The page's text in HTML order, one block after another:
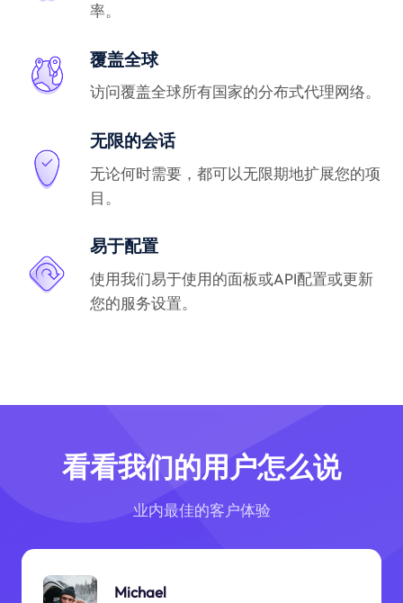
率。
覆盖全球
访问覆盖全球所有国家的分布式代理网络。
无限的会话
无论何时需要，都可以无限期地扩展您的项
目。
易于配置
使用我们易于使用的面板或API配置或更新
您的服务设置。
看看我们的用户怎么说
业内最佳的客户体验
Michael